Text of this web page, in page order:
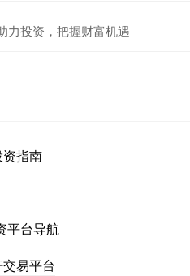
力投资，把握财富机遇
指南
平台导航
易平台